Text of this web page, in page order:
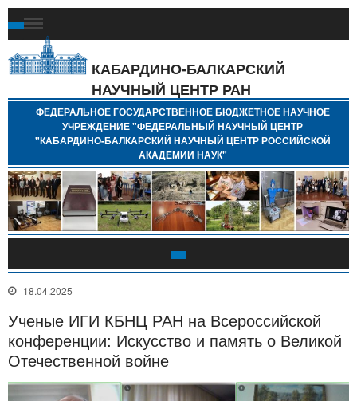
КАБАРДИНО-БАЛКАРСКИЙ
НАУЧНЫЙ ЦЕНТР РАН
ФЕДЕРАЛЬНОЕ ГОСУДАРСТВЕННОЕ БЮДЖЕТНОЕ НАУЧНОЕ
УЧРЕЖДЕНИЕ "ФЕДЕРАЛЬНЫЙ НАУЧНЫЙ ЦЕНТР
"КАБАРДИНО-БАЛКАРСКИЙ НАУЧНЫЙ ЦЕНТР РОССИЙСКОЙ
АКАДЕМИИ НАУК"
18.04.2025
Ученые ИГИ КБНЦ РАН на Всероссийской
конференции: Искусство и память о Великой
Отечественной войне